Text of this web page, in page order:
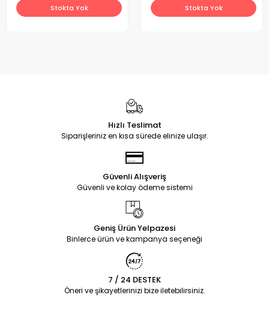
Stokta Yok Stokta Yok
Hızlı Teslimat
Siparişleriniz en kısa sürede elinize ulaşır.
Güvenli Alışveriş
Güvenli ve kolay ödeme sistemi
Geniş Ürün Yelpazesi
Binlerce ürün ve kampanya seçeneği
7 / 24 DESTEK
Öneri ve şikayetlerinizi bize iletebilirsiniz.